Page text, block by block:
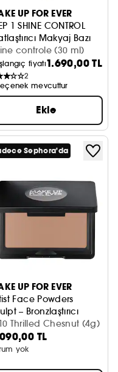
UP FOR EVER
1 SHINE CONTROL
Makyaj Bazı
controle (30 ml)
fiyatı1.690,00 TL
2
mevcuttur
Ekle
Sephora'da
UP FOR EVER
Face Powders
– Bronzlaştırıcı
Thrilled Chesnut (4g)
TL
yok